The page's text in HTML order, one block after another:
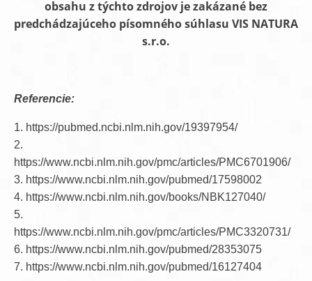
obsahu z týchto zdrojov je zakázané bez
predchádzajúceho písomného súhlasu VIS NATURA
s.r.o.
Referencie:
1. https://pubmed.ncbi.nlm.nih.gov/19397954/
2.
https://www.ncbi.nlm.nih.gov/pmc/articles/PMC6701906/
3. https://www.ncbi.nlm.nih.gov/pubmed/17598002
4. https://www.ncbi.nlm.nih.gov/books/NBK127040/
5.
https://www.ncbi.nlm.nih.gov/pmc/articles/PMC3320731/
6. https://www.ncbi.nlm.nih.gov/pubmed/28353075
7. https://www.ncbi.nlm.nih.gov/pubmed/16127404